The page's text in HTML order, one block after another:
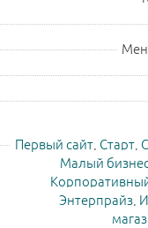
Первый сайт Старт
Малый
Энтерпрайз